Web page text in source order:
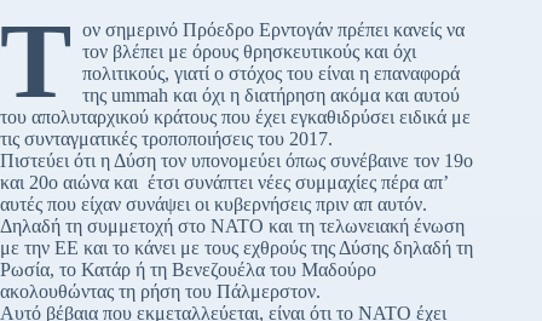
Τ ον σημερινό Πρόεδρο Ερντογάν πρέπει κανείς να
τον βλέπει με όρους θρησκευτικούς και όχι
πολιτικούς, γιατί ο στόχος του είναι η επαναφορά
της ummah και όχι η διατήρηση ακόμα και αυτού
του απολυταρχικού κράτους που έχει εγκαθιδρύσει ειδικά με
τις συνταγματικές τροποποιήσεις του 2017.
Πιστεύει ότι η Δύση τον υπονομεύει όπως συνέβαινε τον 19ο
και 20ο αιώνα και έτσι συνάπτει νέες συμμαχίες πέρα απ’
αυτές που είχαν συνάψει οι κυβερνήσεις πριν απ αυτόν.
Δηλαδή τη συμμετοχή στο ΝΑΤΟ και τη τελωνειακή ένωση
με την ΕΕ και το κάνει με τους εχθρούς της Δύσης δηλαδή τη
Ρωσία, το Κατάρ ή τη Βενεζουέλα του Μαδούρο
ακολουθώντας τη ρήση του Πάλμερστον.
Αυτό βέβαια που εκμεταλλεύεται, είναι ότι το ΝΑΤΟ έχει